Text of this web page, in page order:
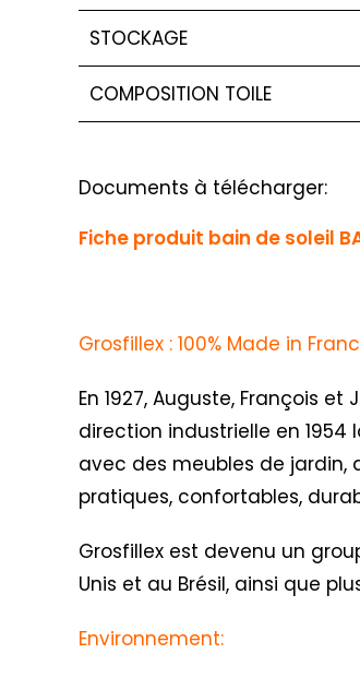
STOCKAGE
COMPOSITION TOILE
Documents à télécharger:
Fiche produit bain de soleil
Grosfillex : 100% Made in
En 1927, Auguste, François
direction industrielle en
avec des meubles de jardin,
pratiques, confortables,
Grosfillex est devenu un
Unis et au Brésil, ainsi que
Environnement: